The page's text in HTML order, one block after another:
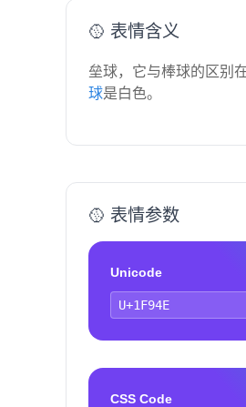
🥎 表情含义
垒球，它与棒球的区别
球是白色。
🥎 表情参数
Unicode
CSS Code